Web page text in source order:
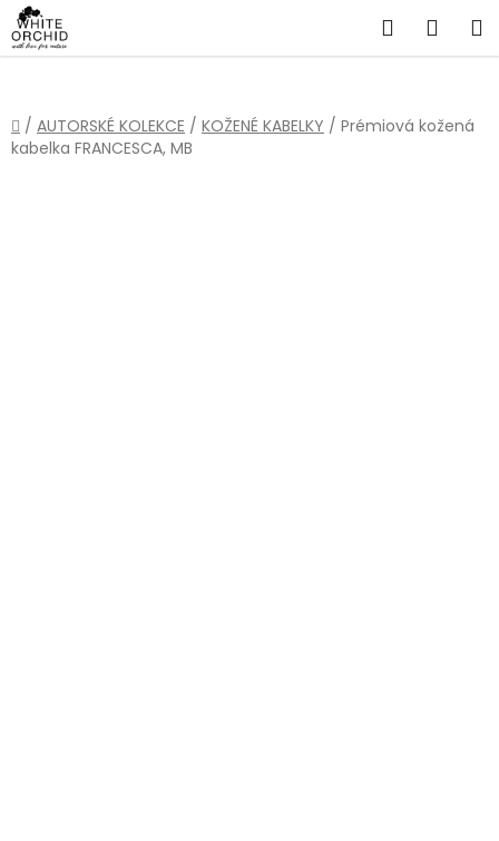
Přejít
na
obsah
Hledat
Domů
/ AUTORSKÉ KOLEKCE / KOŽENÉ KABELKY / Prémiová kožená
kabelka FRANCESCA, MB